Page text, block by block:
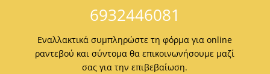
6932446081
Εναλλακτικά συμπληρώστε τη φόρμα για online
ραντεβού και σύντομα θα επικοινωνήσουμε μαζί
σας για την επιβεβαίωση.